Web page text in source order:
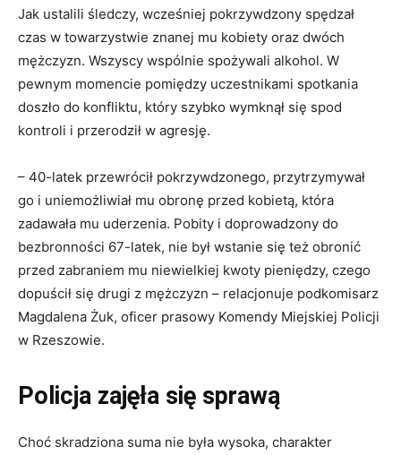
Jak ustalili śledczy, wcześniej pokrzywdzony spędzał
czas w towarzystwie znanej mu kobiety oraz dwóch
mężczyzn. Wszyscy wspólnie spożywali alkohol. W
pewnym momencie pomiędzy uczestnikami spotkania
doszło do konfliktu, który szybko wymknął się spod
kontroli i przerodził w agresję.
– 40-latek przewrócił pokrzywdzonego, przytrzymywał
go i uniemożliwiał mu obronę przed kobietą, która
zadawała mu uderzenia. Pobity i doprowadzony do
bezbronności 67-latek, nie był wstanie się też obronić
przed zabraniem mu niewielkiej kwoty pieniędzy, czego
dopuścił się drugi z mężczyzn – relacjonuje podkomisarz
Magdalena Żuk, oficer prasowy Komendy Miejskiej Policji
w Rzeszowie.
Policja zajęła się sprawą
Choć skradziona suma nie była wysoka, charakter